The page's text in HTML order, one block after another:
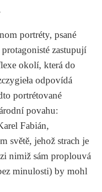
portréty, psané
zastupují
okolí, která do
odpovídá
portrétované
povahu:
Fabián,
světě, jehož strach je
nimiž sám proplouvá
minulosti) by mohl